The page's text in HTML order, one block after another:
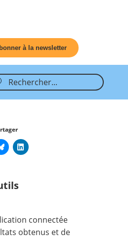
à la newsletter
connectée
obtenus et de